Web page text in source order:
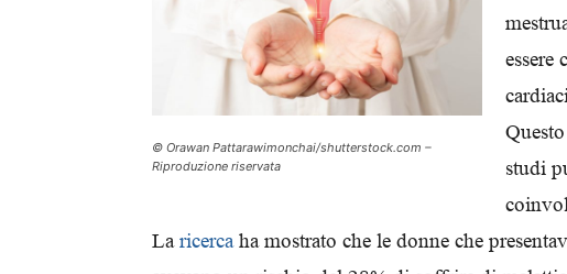
© Orawan Pattarawimonchai/shutterstock.com –
Riproduzione riservata
essere
studi
Laricercaha mostrato che le donne che